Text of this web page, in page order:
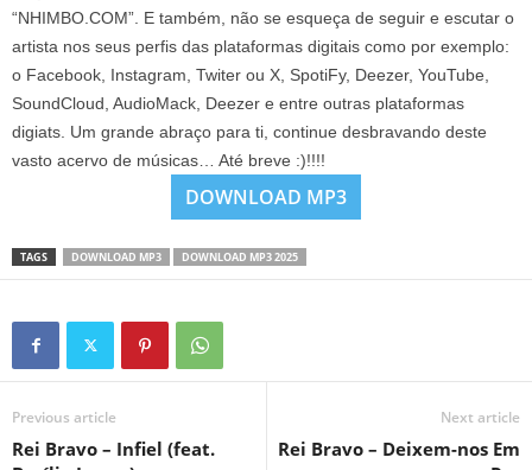
“NHIMBO.COM”. E também, não se esqueça de seguir e escutar o
artista nos seus perfis das plataformas digitais como por exemplo:
o Facebook, Instagram, Twiter ou X, SpotiFy, Deezer, YouTube,
SoundCloud, AudioMack, Deezer e entre outras plataformas
digiats. Um grande abraço para ti, continue desbravando deste
vasto acervo de músicas… Até breve :)!!!!
DOWNLOAD MP3
TAGS DOWNLOAD MP3 DOWNLOAD MP3 2025
Previous article
Rei Bravo – Infiel (feat.
Next article
Rei Bravo – Deixem-nos Em